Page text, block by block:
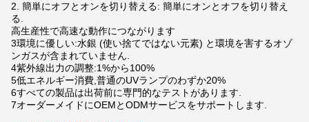
2. 簡単にオフとオンを切り替える: 簡単にオンとオフを切り替え
る.
高生産性で高速な動作につながります
3環境に優しい:水銀 (使い捨てではない元素) と環境を害するオゾ
ンガスが含まれていません.
4紫外線出力の調整:1%から100%
5低エネルギー消費,普通のUVランプのわずか20%
6すべての製品は出荷前に専門的なテストがあります.
7オーダーメイドにOEMとODMサービスをサポートします.